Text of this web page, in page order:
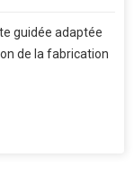
guidée adaptée
de la fabrication